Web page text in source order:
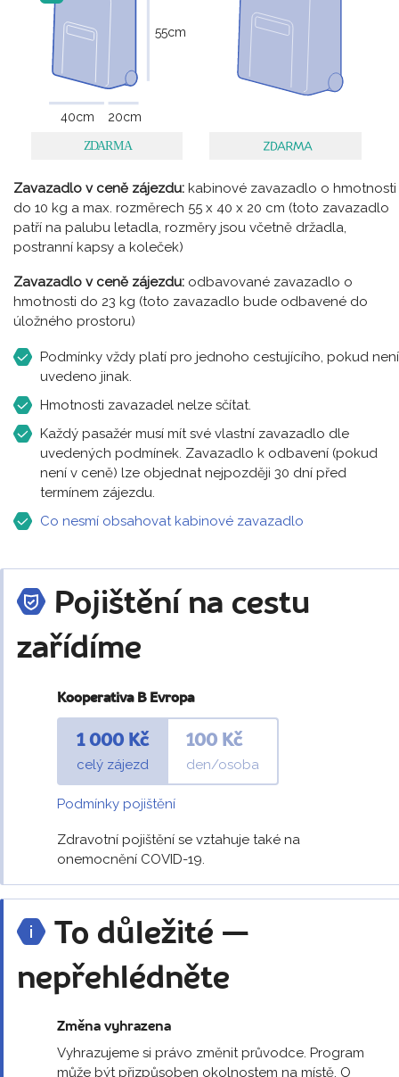
55cm
40cm 20cm
Zavazadlo v ceně zájezdu: kabinové zavazadlo o hmotnosti
do 10 kg a max. rozměrech 55 x 40 x 20 cm (toto zavazadlo
patří na palubu letadla, rozměry jsou včetně držadla,
postranní kapsy a koleček)
Zavazadlo v ceně zájezdu: odbavované zavazadlo o
hmotnosti do 23 kg (toto zavazadlo bude odbavené do
úložného prostoru)
Podmínky vždy platí pro jednoho cestujícího, pokud není
uvedeno jinak.
Hmotnosti zavazadel nelze sčítat.
Každý pasažér musí mít své vlastní zavazadlo dle
uvedených podmínek. Zavazadlo k odbavení (pokud
není v ceně) lze objednat nejpozději 30 dní před
termínem zájezdu.
Co nesmí obsahovat kabinové zavazadlo
Pojištění na cestu
zařídíme
Kooperativa B Evropa
1 000 Kč
celý zájezd
100 Kč
den/osoba
Podmínky pojištění
Zdravotní pojištění se vztahuje také na
onemocnění COVID-19.
To důležité —
nepřehlédněte
Změna vyhrazena
Vyhrazujeme si právo změnit průvodce. Program
může být přizpůsoben okolnostem na místě. O